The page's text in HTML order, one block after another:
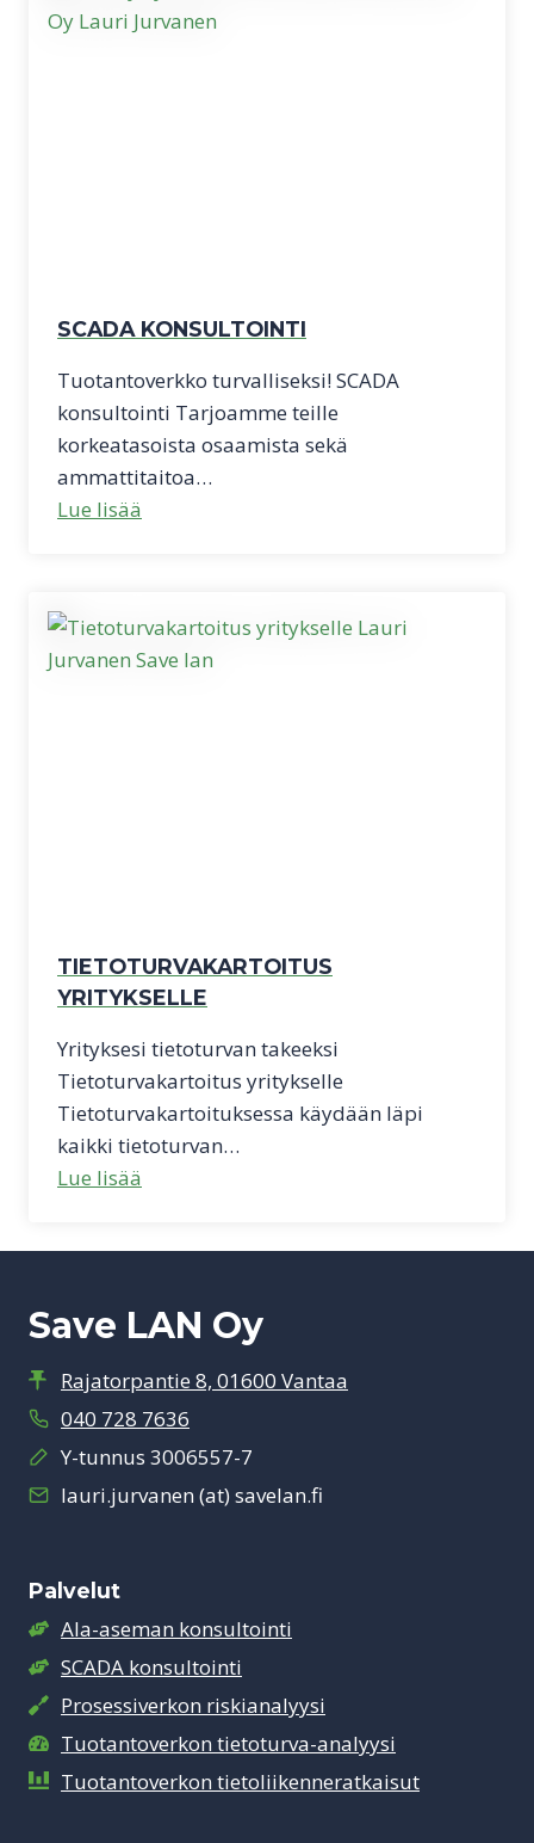
SCADA KONSULTOINTI
Tuotantoverkko turvalliseksi! SCADA
konsultointi Tarjoamme teille
korkeatasoista osaamista sekä
ammattitaitoa…
Lue lisää
TIETOTURVAKARTOITUS
YRITYKSELLE
Yrityksesi tietoturvan takeeksi
Tietoturvakartoitus yritykselle
Tietoturvakartoituksessa käydään läpi
kaikki tietoturvan…
Lue lisää
Save LAN Oy
Rajatorpantie 8, 01600 Vantaa
040 728 7636
Y-tunnus 3006557-7
lauri.jurvanen (at) savelan.fi
Palvelut
Ala-aseman konsultointi
SCADA konsultointi
Prosessiverkon riskianalyysi
Tuotantoverkon tietoturva-analyysi
Tuotantoverkon tietoliikenneratkaisut